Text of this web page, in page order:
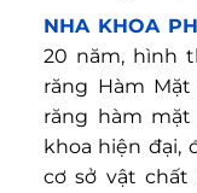
NHA KHOA
20 năm, hình
răng Hàm
răng hàm
khoa hiện đại,
cơ sở vật chất